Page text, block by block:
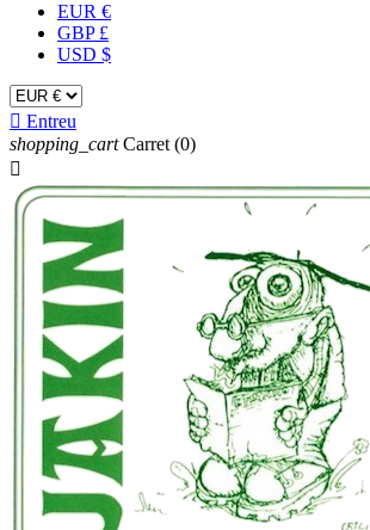
EUR €
GBP £
USD $
 Entreu
shopping_cart Carret (0)
